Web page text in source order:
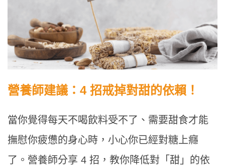
營養師建議：4 招戒掉對甜的依賴！
當你覺得每天不喝飲料受不了、需要甜食才能
撫慰你疲憊的身心時，小心你已經對糖上癮
了。營養師分享 4 招，教你降低對「甜」的依